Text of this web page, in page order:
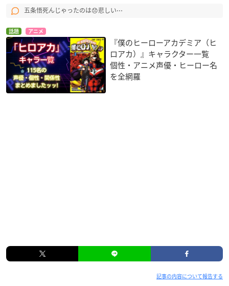
五条悟死んじゃったのは😞悲しい⋯
話題 アニメ
『僕のヒーローアカデミア（ヒ
ロアカ）』キャラクター一覧
個性・アニメ声優・ヒーロー名
を全網羅
記事の内容について報告する